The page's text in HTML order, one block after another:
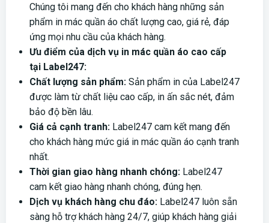
Chúng tôi mang đến cho khách hàng những sản
phẩm in mác quần áo chất lượng cao, giá rẻ, đáp
ứng mọi nhu cầu của khách hàng.
Ưu điểm của dịch vụ in mác quần áo cao cấp
tại Label247:
Chất lượng sản phẩm: Sản phẩm in của Label247
được làm từ chất liệu cao cấp, in ấn sắc nét, đảm
bảo độ bền lâu.
Giá cả cạnh tranh: Label247 cam kết mang đến
cho khách hàng mức giá in mác quần áo cạnh tranh
nhất.
Thời gian giao hàng nhanh chóng: Label247
cam kết giao hàng nhanh chóng, đúng hẹn.
Dịch vụ khách hàng chu đáo: Label247 luôn sẵn
sàng hỗ trợ khách hàng 24/7, giúp khách hàng giải